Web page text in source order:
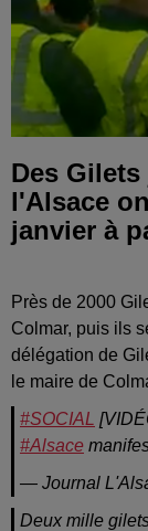
Des
l'Alsace
janvier à
Près de 2000
Colmar, puis ils
délégation de
le maire de
#SOCIAL
#Alsace
— Journal
Deux mille